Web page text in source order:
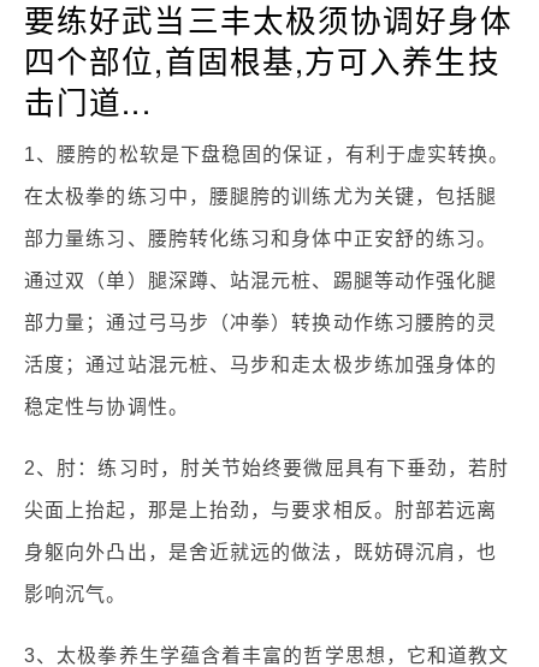
要练好武当三丰太极须协调好身体
四个部位,首固根基,方可入养生技
击门道...
1、腰胯的松软是下盘稳固的保证，有利于虚实转换。
在太极拳的练习中，腰腿胯的训练尤为关键，包括腿
部力量练习、腰胯转化练习和身体中正安舒的练习。
通过双（单）腿深蹲、站混元桩、踢腿等动作强化腿
部力量；通过弓马步（冲拳）转换动作练习腰胯的灵
活度；通过站混元桩、马步和走太极步练加强身体的
稳定性与协调性。
2、肘：练习时，肘关节始终要微屈具有下垂劲，若肘
尖面上抬起，那是上抬劲，与要求相反。肘部若远离
身躯向外凸出，是舍近就远的做法，既妨碍沉肩，也
影响沉气。
3、太极拳养生学蕴含着丰富的哲学思想，它和道教文